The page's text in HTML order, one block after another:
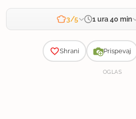
3/5 1 ura 40 min
25 min| 45 min|
Shrani Prispevaj
OGLAS